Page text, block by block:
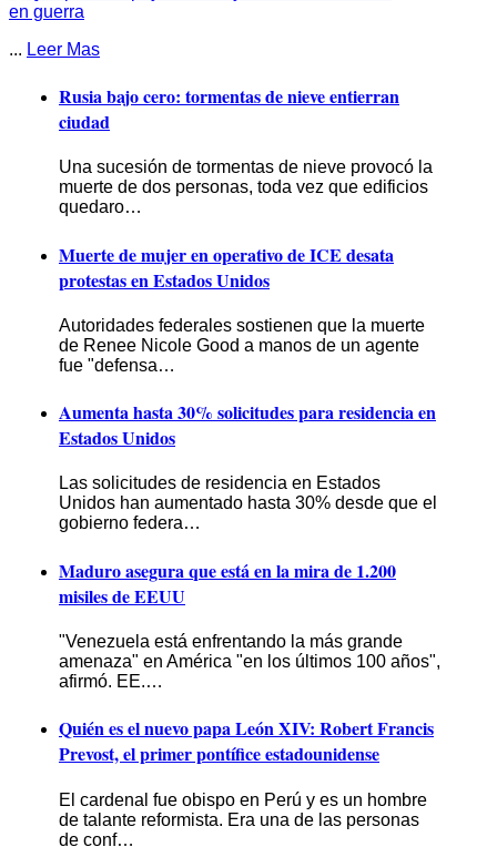
... Leer Mas
Rusia bajo cero: tormentas de nieve entierran
ciudad
Una sucesión de tormentas de nieve provocó la
muerte de dos personas, toda vez que edificios
quedaro…
Muerte de mujer en operativo de ICE desata
protestas en Estados Unidos
Autoridades federales sostienen que la muerte
de Renee Nicole Good a manos de un agente
fue "defensa…
Aumenta hasta 30% solicitudes para residencia en
Estados Unidos
Las solicitudes de residencia en Estados
Unidos han aumentado hasta 30% desde que el
gobierno federa…
Maduro asegura que está en la mira de 1.200
misiles de EEUU
"Venezuela está enfrentando la más grande
amenaza" en América "en los últimos 100 años",
afirmó. EE.…
Quién es el nuevo papa León XIV: Robert Francis
Prevost, el primer pontífice estadounidense
El cardenal fue obispo en Perú y es un hombre
de talante reformista. Era una de las personas
de conf…